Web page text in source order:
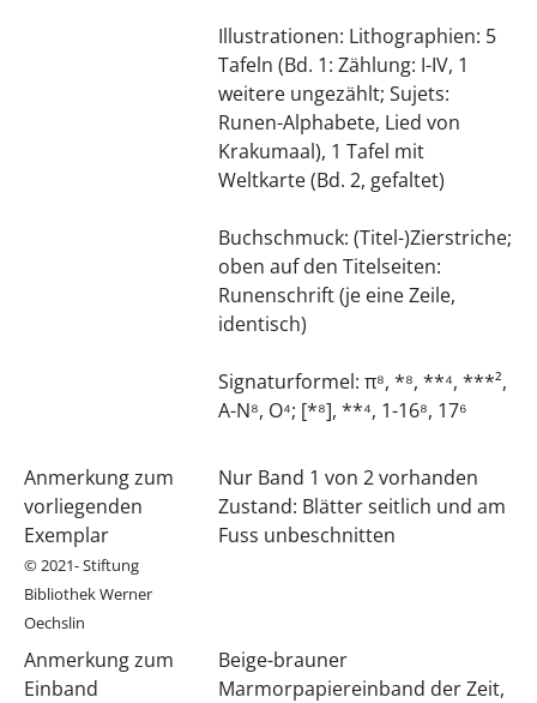
Illustrationen: Lithographien: 5
Tafeln (Bd. 1: Zählung: I-IV, 1
weitere ungezählt; Sujets:
Runen-Alphabete, Lied von
Krakumaal), 1 Tafel mit
Weltkarte (Bd. 2, gefaltet)
Buchschmuck: (Titel-)Zierstriche;
oben auf den Titelseiten:
Runenschrift (je eine Zeile,
identisch)
Signaturformel: π⁸, *⁸, **⁴, ***²,
A-N⁸, O⁴; [*⁸], **⁴, 1-16⁸, 17⁶
Anmerkung zum
vorliegenden
Exemplar
© 2021- Stiftung
Bibliothek Werner
Oechslin
Nur Band 1 von 2 vorhanden
Zustand: Blätter seitlich und am
Fuss unbeschnitten
Anmerkung zum
Einband
Beige-brauner
Marmorpapiereinband der Zeit,